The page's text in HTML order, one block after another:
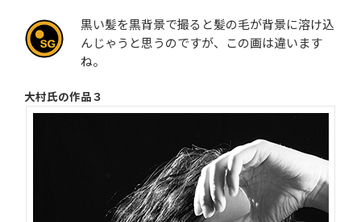
黒い髪を黒背景で撮ると髪の毛が背景に溶け込
んじゃうと思うのですが、この画は違います
ね。
大村氏の作品３